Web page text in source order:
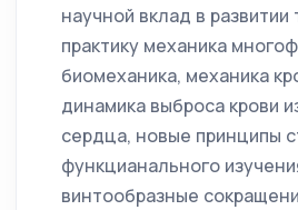
научной вклад в развитии
практику механика
биомеханика, механика
динамика выброса крови
сердца, новые принципы
функцианального
винтообразные